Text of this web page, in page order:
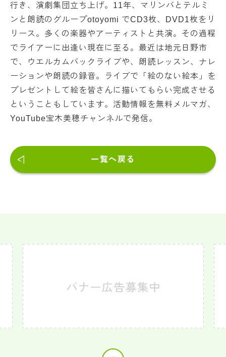
行き、演劇集団立ち上げ。11年、マリンバとテルミ
ンと朗読のグループotoyomi でCD3枚、DVD1枚をリ
リース。多くの楽器やアーティストと共演。その過程
でライアーに出逢い現在に至る。最近は地元日野市
で、ウエルカムバックライブや、朗読レッスン、ナレ
ーションや朗読の録音。ライブで「絵のない絵本」を
プレゼントして絵を皆さんに描いてもらい完成させる
ということもしています。活動情報を無料メルマガ、
YouTube宝木美穂チャンネルで発信。
一覧へ戻る